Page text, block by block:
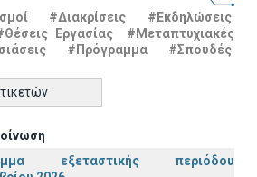
#Διακρίσεις
#Εκδηλώσεις
Εργασίας
#Μεταπτυχιακές
#Πρόγραμμα
#Σπουδές
εξεταστικής περιόδου